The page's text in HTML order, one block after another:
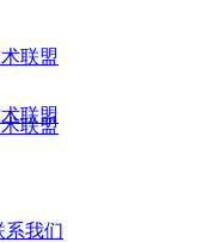
系我们